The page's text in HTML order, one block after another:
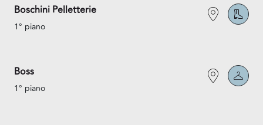
Boschini Pelletterie
1° piano
Boss
1° piano